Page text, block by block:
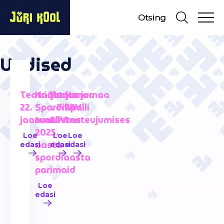
Otsing
Uudised
Teatriõhtu
22.
jaanuaril
Loe
edasi
Harjumaa
Spordiliit
tunnustas
2025.
aasta
spordiaasta
parimaid
Loe
edasi
Harjumaa
võrkpalli
MV
Loe
edasi
Harjumaa
MV
teateujumises
Loe
edasi